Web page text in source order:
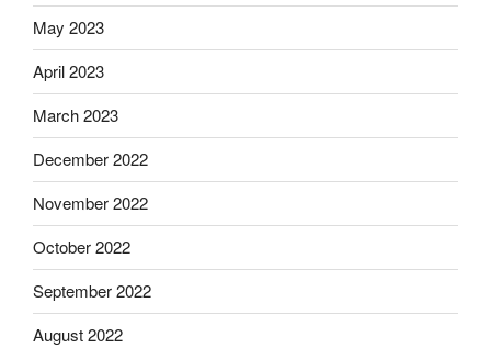
May 2023
April 2023
March 2023
December 2022
November 2022
October 2022
September 2022
August 2022